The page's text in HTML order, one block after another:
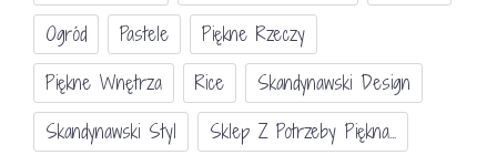
Ogród
Pastele
Piękne Rzeczy
Piękne Wnętrza
Rice
Skandynawski Design
Skandynawski Styl
Sklep Z Potrzeby Piękna...